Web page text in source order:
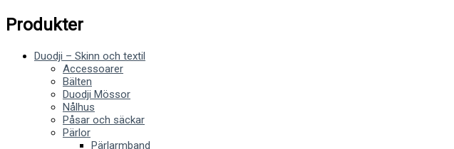
Produkter
Duodji – Skinn och textil
Accessoarer
Bälten
Duodji Mössor
Nålhus
Påsar och säckar
Pärlor
Pärlarmband